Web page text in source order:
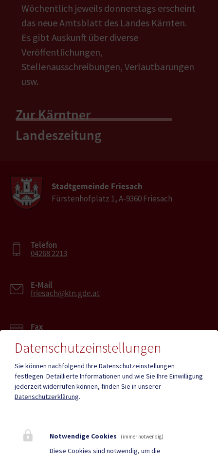
Wöchentlich jeweils donnerstags erscheint
das neue Amtsblatt des Landes Kärnten.
Es gibt Auskunft über diverse
Veröffentlichungen,
Stellenausschreibungen, Verlautbarungen
usw.
Zur Kärntner
Landeszeitung
Stadtgemeinde Friesach
Fürstenhofplatz 1, A-9360 Friesach
Telefon
04268 2213
E-Mail
friesach@ktn.gde.at
Fax
Mehr
Quicklinks
Geko digital Gemeinde-
Tourismus
Datenschutzeinstellungen
Sie können nachfolgend Ihre Datenschutzeinstellungen
festlegen. Detaillierte Informationen und wie Sie Ihre Einwilligung
jederzeit widerrufen können, finden Sie in unserer
Datenschutzerklärung.
Notwendige Cookies (immer notwendig)
Diese Cookies sind notwendig, um die